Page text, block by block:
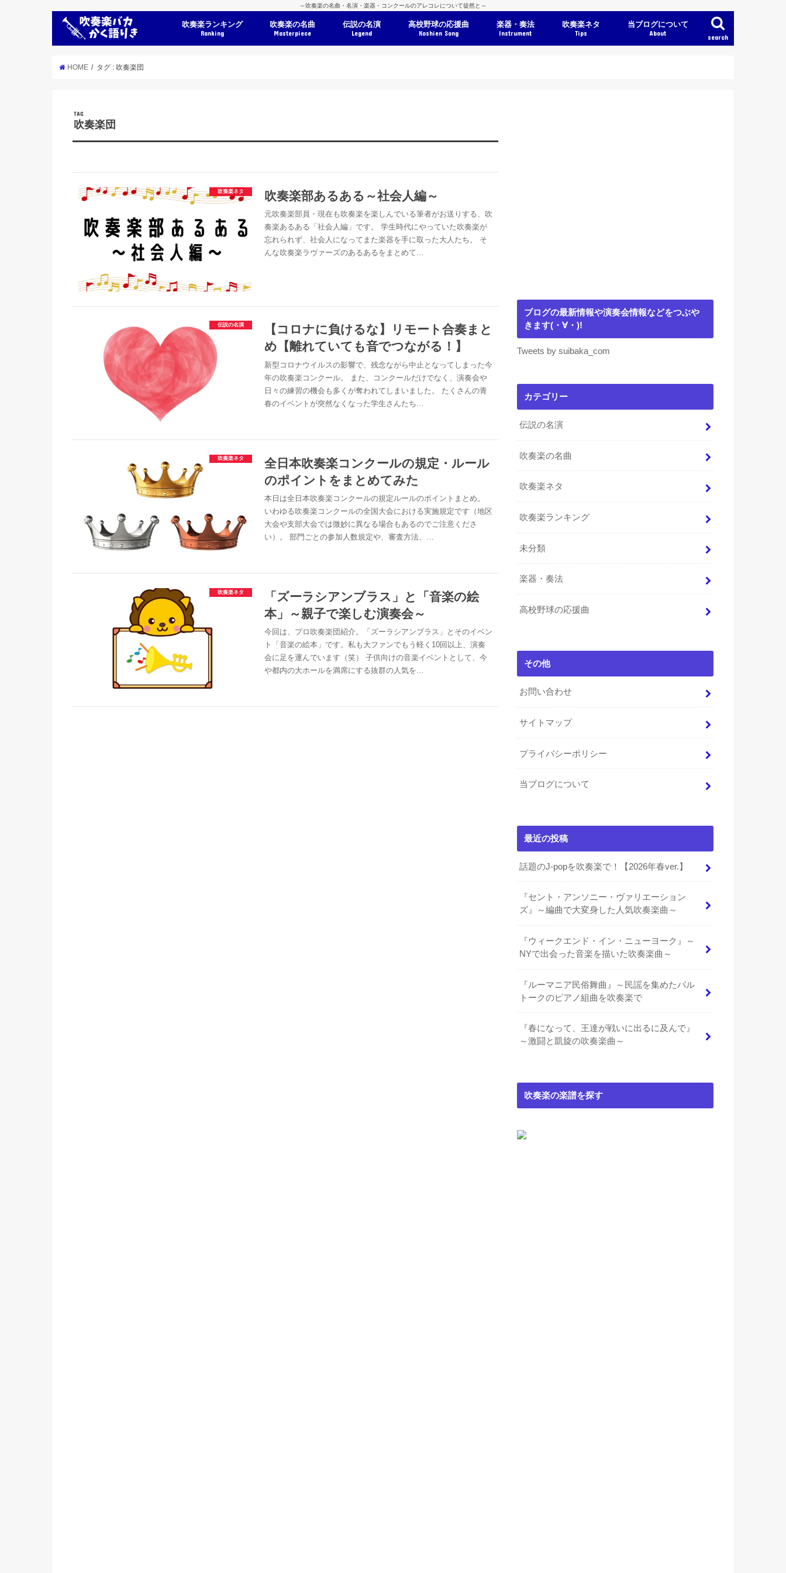
～吹奏楽の名曲・名演・楽器・コンクールのアレコレについて徒然と～
search
吹奏楽ランキング
Ranking
吹奏楽の名曲
Masterpiece
伝説の名演
Legend
高校野球の応援曲
Koshien Song
楽器・奏法
Instrument
吹奏楽ネタ
Tips
当ブログについて
About
HOME タグ : 吹奏楽団
TAG
吹奏楽団
吹奏楽ネタ 吹奏楽部あるある～社会人編～
元吹奏楽部員・現在も吹奏楽を楽しんでいる筆者がお送りする、吹
奏楽あるある「社会人編」です。 学生時代にやっていた吹奏楽が
忘れられず、社会人になってまた楽器を手に取った大人たち。 そ
んな吹奏楽ラヴァーズのあるあるをまとめて…
伝説の名演
【コロナに負けるな】リモート合奏まと
め【離れていても音でつながる！】
新型コロナウイルスの影響で、残念ながら中止となってしまった今
年の吹奏楽コンクール。 また、コンクールだけでなく、演奏会や
日々の練習の機会も多くが奪われてしまいました。 たくさんの青
春のイベントが突然なくなった学生さんたち…
吹奏楽ネタ
全日本吹奏楽コンクールの規定・ルール
のポイントをまとめてみた
本日は全日本吹奏楽コンクールの規定ルールのポイントまとめ。
いわゆる吹奏楽コンクールの全国大会における実施規定です（地区
大会や支部大会では微妙に異なる場合もあるのでご注意くださ
い）。 部門ごとの参加人数規定や、審査方法、…
吹奏楽ネタ
「ズーラシアンブラス」と「音楽の絵
本」～親子で楽しむ演奏会～
今回は、プロ吹奏楽団紹介。「ズーラシアンブラス」とそのイベン
ト「音楽の絵本」です。私も大ファンでもう軽く10回以上、演奏
会に足を運んでいます（笑） 子供向けの音楽イベントとして、今
や都内の大ホールを満席にする抜群の人気を…
ブログの最新情報や演奏会情報などをつぶや
きます(・∀・)!
Tweets by suibaka_com
カテゴリー
伝説の名演
吹奏楽の名曲
吹奏楽ネタ
吹奏楽ランキング
未分類
楽器・奏法
高校野球の応援曲
その他
お問い合わせ
サイトマップ
プライバシーポリシー
当ブログについて
最近の投稿
話題のJ-popを吹奏楽で！【2026年春ver.】
『セント・アンソニー・ヴァリエーション
ズ』～編曲で大変身した人気吹奏楽曲～
『ウィークエンド・イン・ニューヨーク』～
NYで出会った音楽を描いた吹奏楽曲～
『ルーマニア民俗舞曲』～民謡を集めたバル
トークのピアノ組曲を吹奏楽で
『春になって、王達が戦いに出るに及んで』
～激闘と凱旋の吹奏楽曲～
吹奏楽の楽譜を探す